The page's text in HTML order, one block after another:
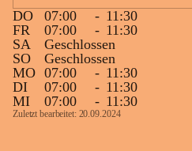
DO
07:00 - 11:30
FR
07:00 - 11:30
SA
Geschlossen
SO
Geschlossen
MO 07:00 - 11:30
DI
07:00 - 11:30
MI
07:00 - 11:30
Zuletzt bearbeitet: 20.09.2024